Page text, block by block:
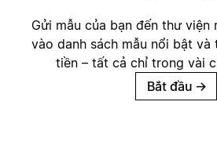
Gửi mẫu của bạn đến thư viện
vào danh sách mẫu nổi bật
tiền – tất cả chỉ trong vài
Bắt đầu →